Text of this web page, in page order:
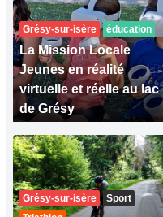
Grésy-sur-isère éducation
La Mission Locale
Jeunes en réalité
virtuelle et réelle au lac
de Grésy
Grésy-sur-isère
Sport